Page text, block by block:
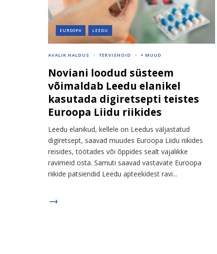
EUROOPA LEEDU
AVALIK HALDUS TERVISHOID + MUUD
Noviani loodud süsteem
võimaldab Leedu elanikel
kasutada digiretsepti teistes
Euroopa Liidu riikides
Leedu elanikud, kellele on Leedus väljastatud
digiretsept, saavad muudes Euroopa Liidu riikides
reisides, töötades või õppides sealt vajalikke
ravimeid osta. Samuti saavad vastavate Euroopa
riikide patsiendid Leedu apteekidest ravi...